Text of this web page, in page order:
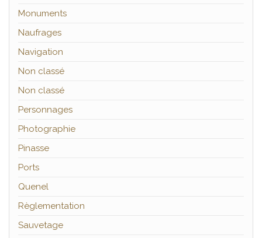
Monuments
Naufrages
Navigation
Non classé
Non classé
Personnages
Photographie
Pinasse
Ports
Quenel
Règlementation
Sauvetage